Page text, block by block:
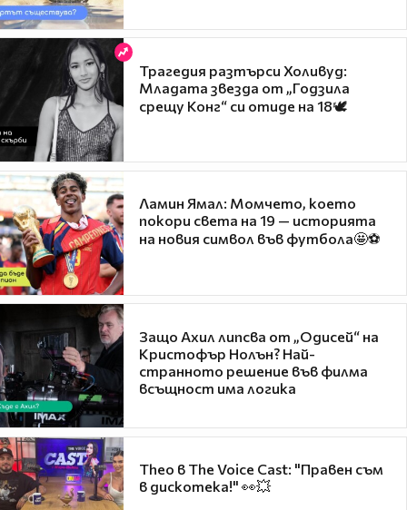
Трагедия разтърси Холивуд:
Младата звезда от „Годзила
срещу Конг“ си отиде на 18🕊️
Ламин Ямал: Момчето, което
покори света на 19 — историята
на новия символ във футбола🤩⚽
Защо Ахил липсва от „Одисей“ на
Кристофър Нолън? Най-
странното решение във филма
всъщност има логика
Theo в The Voice Cast: "Правен съм
в дискотека!" 👀💥